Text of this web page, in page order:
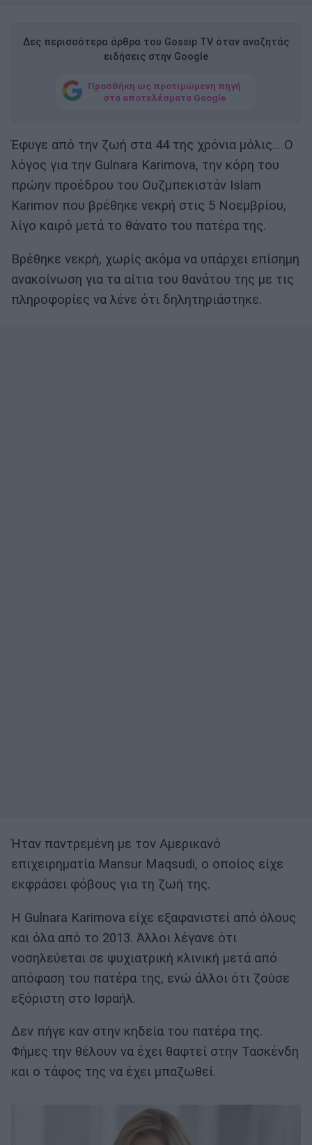
Δες περισσότερα άρθρα του Gossip TV όταν αναζητάς
ειδήσεις στην Google
Προσθήκη ως προτιμώμενη πηγή
στα αποτελέσματα Google
Έφυγε από την ζωή στα 44 της χρόνια μόλις… Ο
λόγος για την Gulnara Karimova, την κόρη του
πρώην προέδρου του Ουζμπεκιστάν Islam
Karimov που βρέθηκε νεκρή στις 5 Νοεμβρίου,
λίγο καιρό μετά το θάνατο του πατέρα της.
Βρέθηκε νεκρή, χωρίς ακόμα να υπάρχει επίσημη
ανακοίνωση για τα αίτια του θανάτου της με τις
πληροφορίες να λένε ότι δηλητηριάστηκε.
Ήταν παντρεμένη με τον Αμερικανό
επιχειρηματία Mansur Maqsudi, ο οποίος είχε
εκφράσει φόβους για τη ζωή της.
Η Gulnara Karimova είχε εξαφανιστεί από όλους
και όλα από το 2013. Άλλοι λέγανε ότι
νοσηλεύεται σε ψυχιατρική κλινική μετά από
απόφαση του πατέρα της, ενώ άλλοι ότι ζούσε
εξόριστη στο Ισραήλ.
Δεν πήγε καν στην κηδεία του πατέρα της.
Φήμες την θέλουν να έχει θαφτεί στην Τασκένδη
και ο τάφος της να έχει μπαζωθεί.